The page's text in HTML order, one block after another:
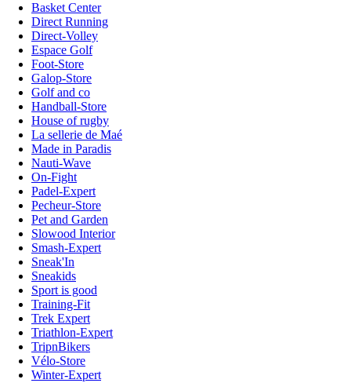
Basket Center
Direct Running
Direct-Volley
Espace Golf
Foot-Store
Galop-Store
Golf and co
Handball-Store
House of rugby
La sellerie de Maé
Made in Paradis
Nauti-Wave
On-Fight
Padel-Expert
Pecheur-Store
Pet and Garden
Slowood Interior
Smash-Expert
Sneak'In
Sneakids
Sport is good
Training-Fit
Trek Expert
Triathlon-Expert
TripnBikers
Vélo-Store
Winter-Expert